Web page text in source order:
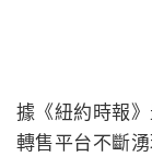
據《紐約時報
轉售平台不斷